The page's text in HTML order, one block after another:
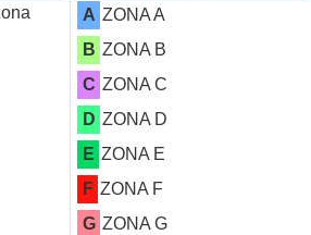
A ZONA A
B ZONA B
C ZONA C
D ZONA D
E ZONA E
F ZONA F
G ZONA G